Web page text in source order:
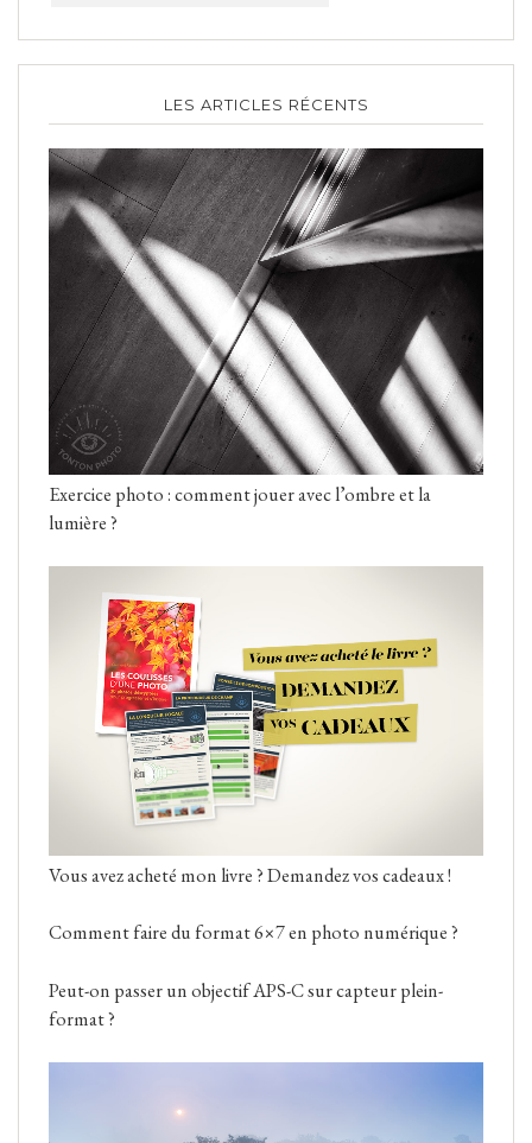
LES ARTICLES RÉCENTS
Exercice photo : comment jouer avec l’ombre et la
lumière ?
Vous avez acheté mon livre ? Demandez vos cadeaux !
Comment faire du format 6×7 en photo numérique ?
Peut-on passer un objectif APS-C sur capteur plein-
format ?